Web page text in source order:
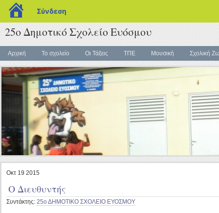
blogs.sch.gr
Σύνδεση
25ο Δημοτικό Σχολείο Ευόσμου
Αρχική Το σχολείο Οι Τάξεις ΤΠΕ Μουσική Σχολική
Οκτ 19 2015
Ο Διευθυντής
Συντάκτης: 25ο ΔΗΜΟΤΙΚΟ ΣΧΟΛΕΙΟ ΕΥΟΣΜΟΥ